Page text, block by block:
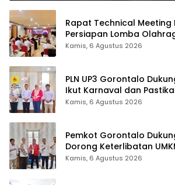
Rapat Technical
Persiapan Lomba
Tingkat Provinsi Gorontalo
Kamis, 6 Agustus 2026
PLN UP3 Gorontalo
Ikut Karnaval dan
Listrik
Kamis, 6 Agustus 2026
Pemkot Gorontalo
Dorong Keterlibatan
Kamis, 6 Agustus 2026